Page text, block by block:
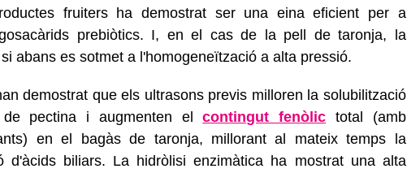
fruiters ha demostrat ser una eina eficient per a
prebiòtics. I, en el cas de la pell de taronja, la
abans es sotmet a l'homogeneïtzació a alta pressió.
demostrat que els ultrasons previs milloren la solubilització
de pectina i augmenten elcontingut fenòlic total (amb
en el bagàs de taronja, millorant al mateix temps la
d'àcids biliars. La hidròlisi enzimàtica ha mostrat una alta